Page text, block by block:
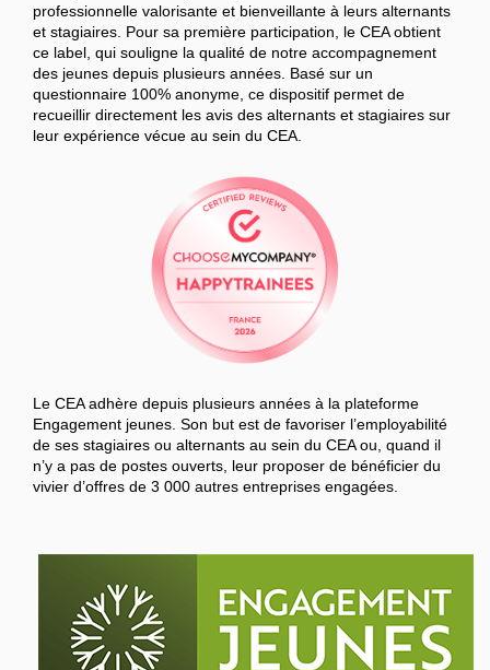
professionnelle valorisante et bienveillante à leurs alternants
et stagiaires. Pour sa première participation, le CEA obtient
ce label, qui souligne la qualité de notre accompagnement
des jeunes depuis plusieurs années. Basé sur un
questionnaire 100% anonyme, ce dispositif permet de
recueillir directement les avis des alternants et stagiaires sur
leur expérience vécue au sein du CEA.
Le CEA adhère depuis plusieurs années à la plateforme
Engagement jeunes. Son but est de favoriser l’employabilité
de ses stagiaires ou alternants au sein du CEA ou, quand il
n’y a pas de postes ouverts, leur proposer de bénéficier du
vivier d’offres de 3 000 autres entreprises engagées.